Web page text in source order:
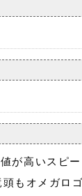
が高いスピ
もオメガロ